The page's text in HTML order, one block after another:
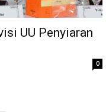
UU Penyiaran
0